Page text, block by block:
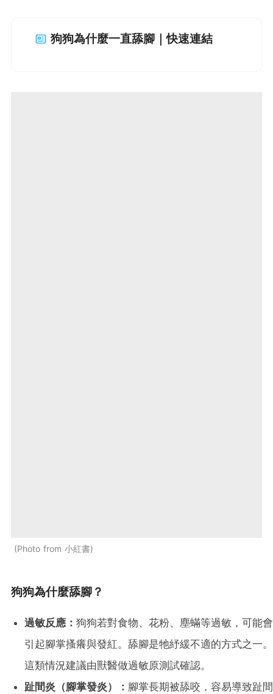
狗狗為什麼一直舔腳｜快速連結
Photo from 小紅書
狗狗為什麼舔腳？
過敏反應： 狗狗若對食物、花粉、塵蟎等過敏，可能會
引起腳掌搔癢與發紅。舔腳是牠紓緩不適的方式之一。
這類情況建議由獸醫做過敏原測試確認。
趾間炎（腳掌發炎）： 腳掌長期被舔咬，容易導致趾間